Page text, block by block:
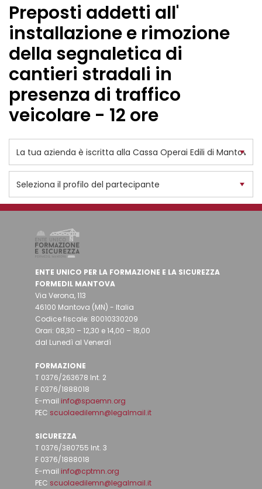
Preposti addetti all'
installazione e rimozione
della segnaletica di
cantieri stradali in
presenza di traffico
veicolare - 12 ore
ENTE UNICO PER LA FORMAZIONE E LA SICUREZZA
FORMEDIL MANTOVA
Via Verona, 113
46100 Mantova (MN) - Italia
Codice fiscale: 80010330209
Orari: 08,30 – 12,30 e 14,00 – 18,00
dal Lunedì al Venerdì
FORMAZIONE
T 0376/263678 Int. 2
F 0376/1888018
E-mail info@spaemn.org
PEC scuolaedilemn@legalmail.it
SICUREZZA
T 0376/380755 Int. 3
F 0376/1888018
E-mail info@cptmn.org
PEC scuolaedilemn@legalmail.it